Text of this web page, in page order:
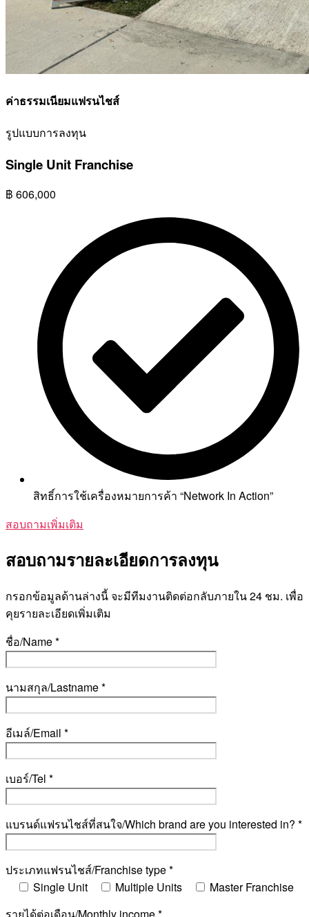
ค่าธรรมเนียมแฟรนไชส์
รูปแบบการลงทุน
Single Unit Franchise
฿ 606,000
สิทธิ์การใช้เครื่องหมายการค้า “​​Network In Action”
สอบถามเพิ่มเติม
สอบถามรายละเอียดการลงทุน
กรอกข้อมูลด้านล่างนี้ จะมีทีมงานติดต่อกลับภายใน 24 ชม. เพื่อ
คุยรายละเอียดเพิ่มเติม
ชื่อ/Name *
นามสกุล/Lastname *
อีเมล์/Email *
เบอร์/Tel *
แบรนด์แฟรนไชส์ที่สนใจ/Which brand are you interested in? *
ประเภทแฟรนไชส์/Franchise type *
Single Unit
Multiple Units
Master Franchise